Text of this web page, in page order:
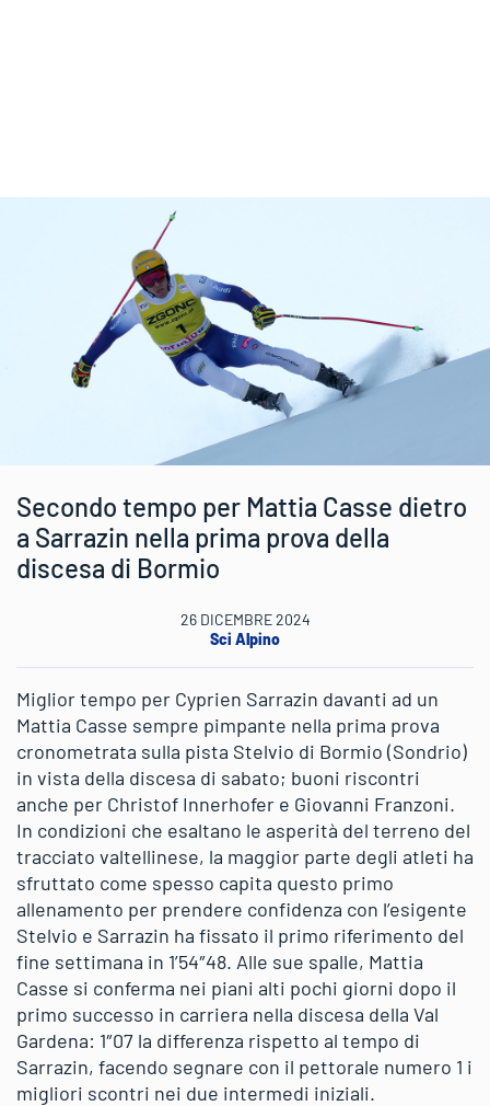
Secondo tempo per Mattia Casse dietro
a Sarrazin nella prima prova della
discesa di Bormio
26 DICEMBRE 2024
Sci Alpino
Miglior tempo per Cyprien Sarrazin davanti ad un
Mattia Casse sempre pimpante nella prima prova
cronometrata sulla pista Stelvio di Bormio (Sondrio)
in vista della discesa di sabato; buoni riscontri
anche per Christof Innerhofer e Giovanni Franzoni.
In condizioni che esaltano le asperità del terreno del
tracciato valtellinese, la maggior parte degli atleti ha
sfruttato come spesso capita questo primo
allenamento per prendere confidenza con l’esigente
Stelvio e Sarrazin ha fissato il primo riferimento del
fine settimana in 1’54″48. Alle sue spalle, Mattia
Casse si conferma nei piani alti pochi giorni dopo il
primo successo in carriera nella discesa della Val
Gardena: 1″07 la differenza rispetto al tempo di
Sarrazin, facendo segnare con il pettorale numero 1 i
migliori scontri nei due intermedi iniziali.